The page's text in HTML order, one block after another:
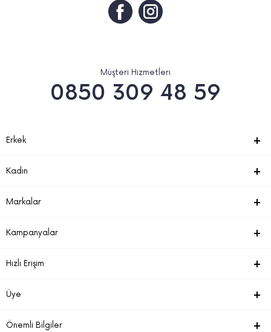
Müşteri Hizmetleri
0850 309 48 59
Erkek
Kadın
Markalar
Kampanyalar
Hızlı Erişim
Üye
Önemli Bilgiler